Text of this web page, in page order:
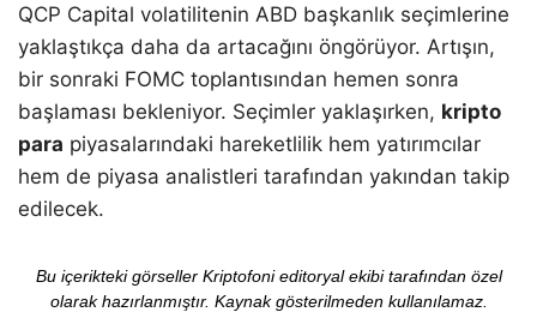
QCP Capital volatilitenin ABD başkanlık seçimlerine
yaklaştıkça daha da artacağını öngörüyor. Artışın,
bir sonraki FOMC toplantısından hemen sonra
başlaması bekleniyor. Seçimler yaklaşırken, kripto
para piyasalarındaki hareketlilik hem yatırımcılar
hem de piyasa analistleri tarafından yakından takip
edilecek.
Bu içerikteki görseller Kriptofoni editoryal ekibi tarafından özel
olarak hazırlanmıştır. Kaynak gösterilmeden kullanılamaz.